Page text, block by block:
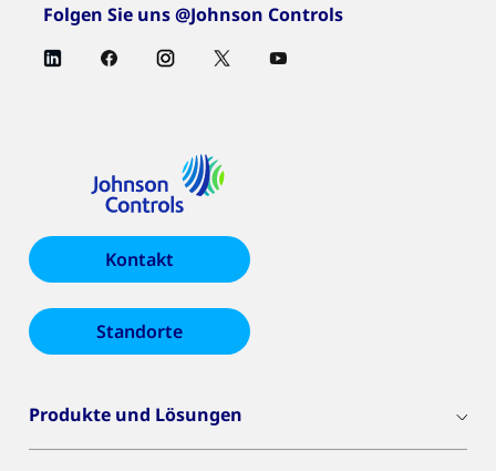
Folgen Sie uns @Johnson Controls
Kontakt
Standorte
Produkte und Lösungen